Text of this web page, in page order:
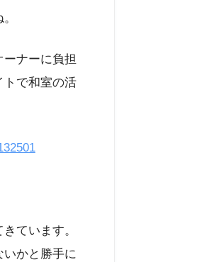
ナーに負担
トで和室の活
ています。
かと勝手に